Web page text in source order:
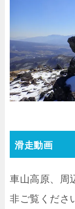
滑走動画
車山高原、周
非ご覧くださ